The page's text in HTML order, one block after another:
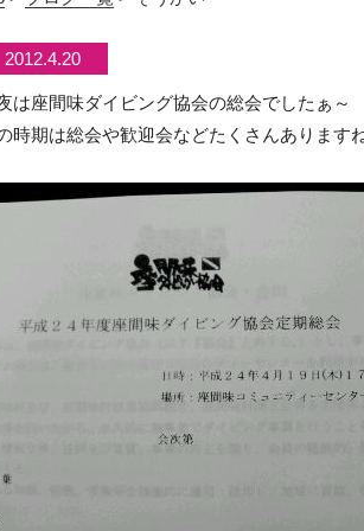
2012.4.20
は座間味ダイビング協会の総会でしたぁ～
時期は総会や歓迎会などたくさんあります